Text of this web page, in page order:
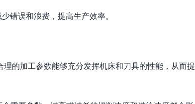
错误和浪费，提高生产效率。
的加工参数能够充分发挥机床和刀具的性能，从而提